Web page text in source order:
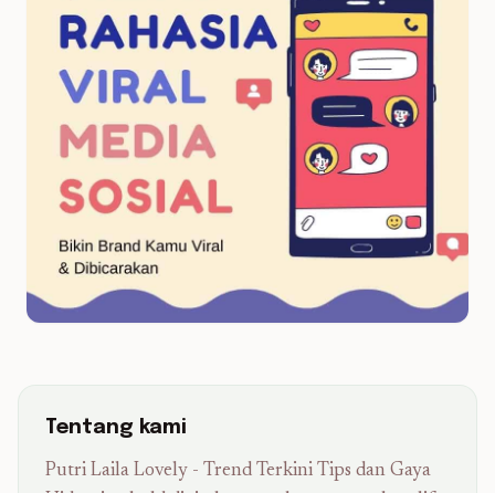
Tentang kami
Putri Laila Lovely - Trend Terkini Tips dan Gaya